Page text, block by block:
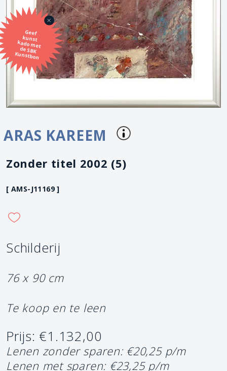
Geef
kunst
kado met
de SBK
Kunstbon
ARAS KAREEM
Zonder titel 2002 (5)
[ AMS-J11169 ]
Schilderij
76 x 90 cm
Te koop en te leen
Prijs: €1.132,00
Lenen zonder sparen: €20,25 p/m
Lenen met sparen: €23,25 p/m